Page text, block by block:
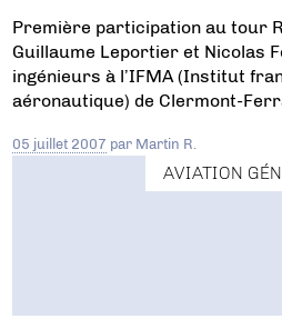
Première participation au tour
Guillaume Leportier et Nicolas
ingénieurs à l’IFMA (Institut
aéronautique) de Clermont-
05 juillet 2007 par Martin R.
AVIATION